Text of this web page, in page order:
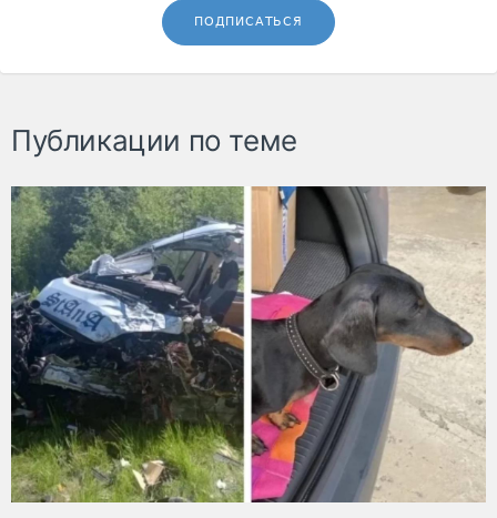
ПОДПИСАТЬСЯ
Публикации по теме